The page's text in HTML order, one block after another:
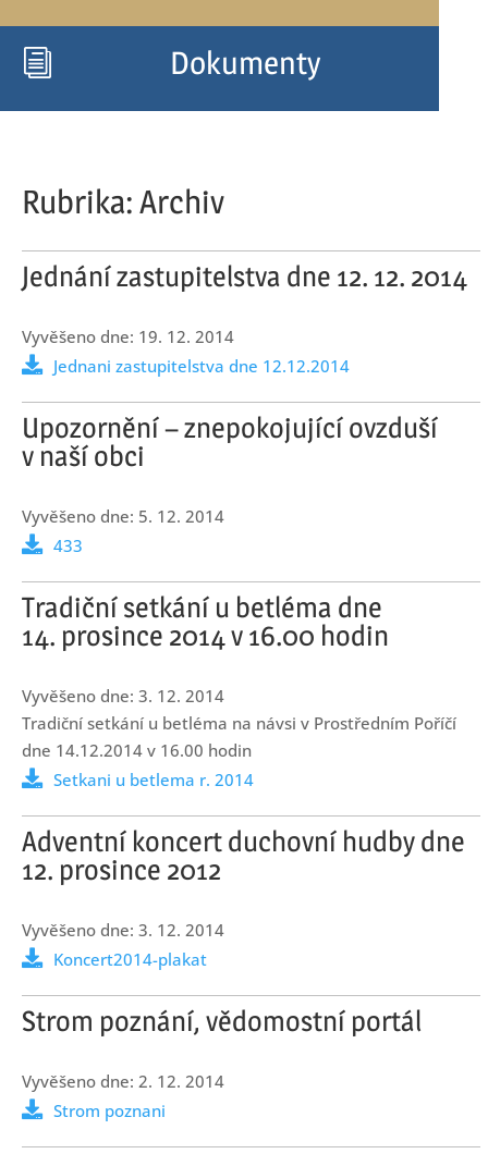
i Dokumenty
Rubrika:Archiv
Jednání zastupitelstva dne 12. 12. 2014
19. 12. 2014
Jednani zastupitelstva dne 12.12.2014
Upozornění – znepokojující ovzduší
v naší obci
5. 12. 2014
433
Tradiční setkání u betléma dne
14. prosince 2014 v 16.00 hodin
3. 12. 2014
Tradiční setkání u betléma na návsi v Prostředním Poříčí
dne 14.12.2014 v 16.00 hodin
Setkani u betlema r. 2014
Adventní koncert duchovní hudby dne
12. prosince 2012
3. 12. 2014
Koncert2014-plakat
Strom poznání, vědomostní portál
2. 12. 2014
Strom poznani